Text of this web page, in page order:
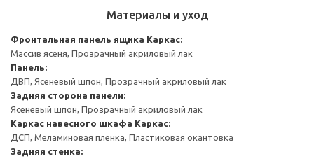
Материалы и уход
Фронтальная панель ящика Каркас:
Массив ясеня, Прозрачный акриловый лак
Панель:
ДВП, Ясеневый шпон, Прозрачный акриловый лак
Задняя сторона панели:
Ясеневый шпон, Прозрачный акриловый лак
Каркас навесного шкафа Каркас:
ДСП, Меламиновая пленка, Пластиковая окантовка
Задняя стенка: